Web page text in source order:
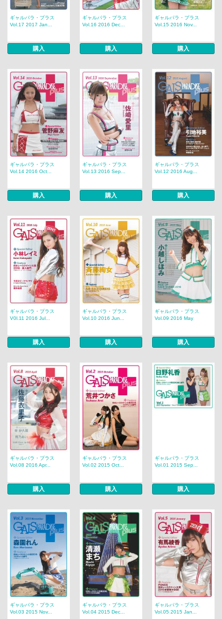
ギャルパラ・プラス
Vol.17 2017 Jan...
購入
ギャルパラ・プラス
Vol.16 2016 Dec...
購入
ギャルパラ・プラス
Vol.15 2016 Nov...
購入
ギャルパラ・プラス
Vol.14 2016 Oct...
購入
ギャルパラ・プラス
Vol.13 2016 Sep...
購入
ギャルパラ・プラス
Vol.12 2016 Aug...
購入
ギャルパラ・プラス
V0l.11 2016 Jul...
購入
ギャルパラ・プラス
Vol.10 2016 Jun...
購入
ギャルパラ・プラス
Vol.09 2016 May
購入
ギャルパラ・プラス
Vol.08 2016 Apr...
購入
ギャルパラ・プラス
Vol.02 2015 Oct...
購入
ギャルパラ・プラス
Vol.01 2015 Sep...
購入
ギャルパラ・プラス
Vol.03 2015 Nov...
ギャルパラ・プラス
Vol.04 2015 Dec...
ギャルパラ・プラス
Vol.05 2015 Jan...